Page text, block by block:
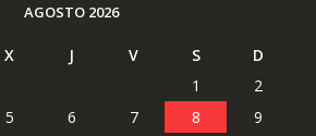
AGOSTO 2026
X J V S
D
1
2
5 6 7 8
9